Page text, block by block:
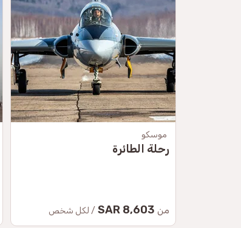
موسكو
رحلة الطائرة
من 8,603 SAR / لكل شخص